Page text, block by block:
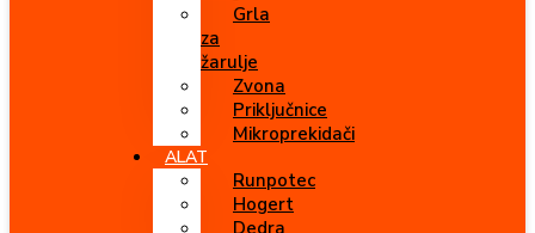
Grla
za
žarulje
Zvona
Priključnice
Mikroprekidači
ALAT
Runpotec
Hogert